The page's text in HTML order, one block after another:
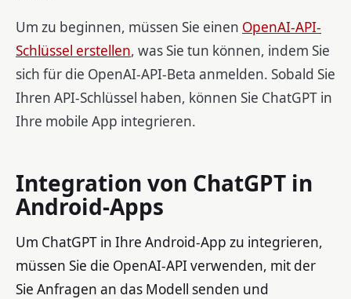
Um zu beginnen, müssen Sie einen OpenAI-API-
Schlüssel erstellen, was Sie tun können, indem Sie
sich für die OpenAI-API-Beta anmelden. Sobald Sie
Ihren API-Schlüssel haben, können Sie ChatGPT in
Ihre mobile App integrieren.
Integration von ChatGPT in
Android-Apps
Um ChatGPT in Ihre Android-App zu integrieren,
müssen Sie die OpenAI-API verwenden, mit der
Sie Anfragen an das Modell senden und